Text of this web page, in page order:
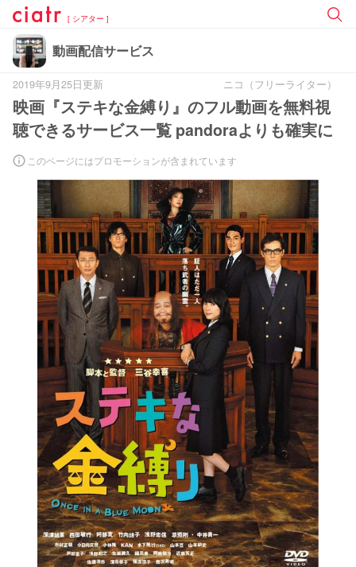
[ シアター ]
動画配信サービス
2019年9月25日更新 ニコ（フリーライター）
映画『ステキな金縛り』のフル動画を無料視
聴できるサービス一覧 pandoraよりも確実に
このページにはプロモーションが含まれています